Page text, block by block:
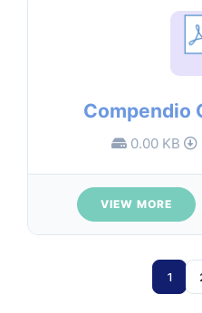
Compendio
0.00 KB
VIEW MORE
1